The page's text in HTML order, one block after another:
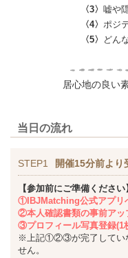
〈3〉 嘘や
〈4〉 ポジ
〈5〉 どん
居心地の良い
当日の流れ
STEP1 開催15分前より
【参加前にご準備ください
①IBJMatching公式アプリ
②本人確認書類の事前アッ
③プロフィール写真登録(1
※上記①②③が完了してい
せん。